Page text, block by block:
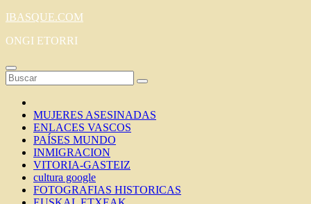
Saltar
contenido
IBASQUE.COM
ONGI ETORRI
MUJERES ASESINADAS
ENLACES VASCOS
PAÍSES MUNDO
INMIGRACION
VITORIA-GASTEIZ
cultura google
FOTOGRAFIAS HISTORICAS